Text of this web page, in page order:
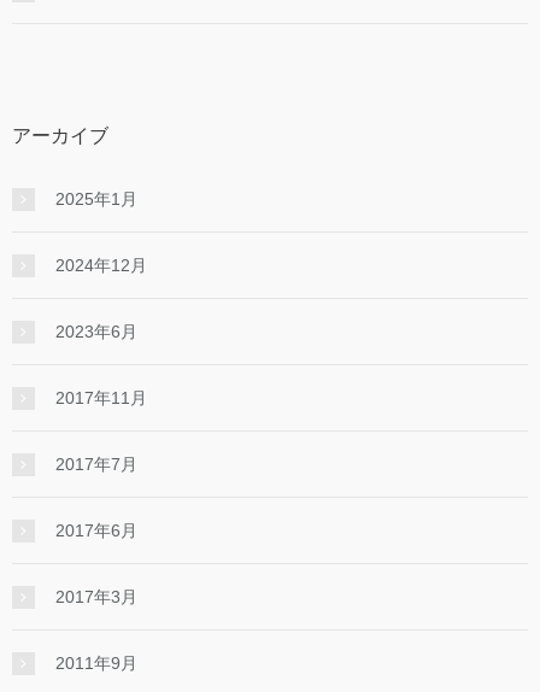
アーカイブ
2025年1月
2024年12月
2023年6月
2017年11月
2017年7月
2017年6月
2017年3月
2011年9月